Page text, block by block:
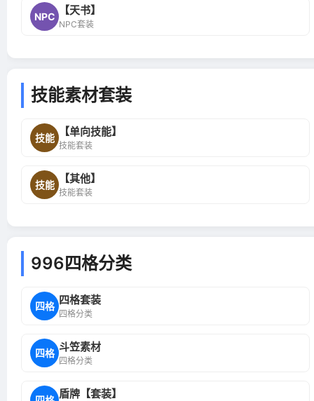
NPC 【天书】
NPC套装
技能素材套装
技能 【单向技能】
技能套装
技能 【其他】
技能套装
996四格分类
四格 四格套装
四格分类
四格 斗笠素材
四格分类
盾牌【套装】